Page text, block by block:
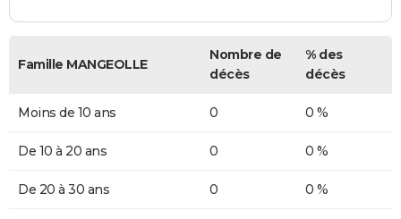
Famille MANGEOLLE
Nombre de
décès
% des
décès
Moins de 10 ans 0 0 %
De 10 à 20 ans 0 0 %
De 20 à 30 ans 0 0 %